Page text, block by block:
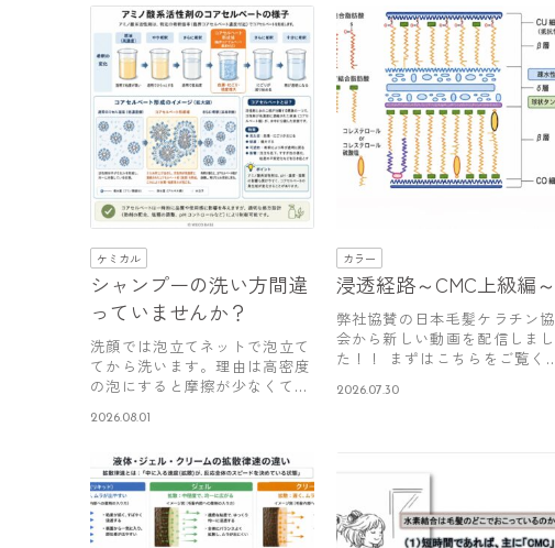
ケミカル
シャンプーの洗い方間違
っていませんか？
洗顔では泡立てネットで泡立て
てから洗います。理由は高密度
の泡にすると摩擦が少なくても
2026.08.01
カラー
浸透経路～CMC上級編～
弊社協賛の日本毛髪ケラチン協
会から新しい動画を配信しまし
た！！ まずはこちらをご覧く
2026.07.30